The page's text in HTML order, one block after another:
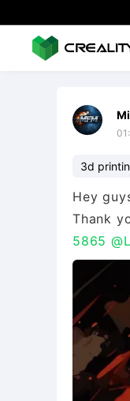
3d
Hey
Thank
5865